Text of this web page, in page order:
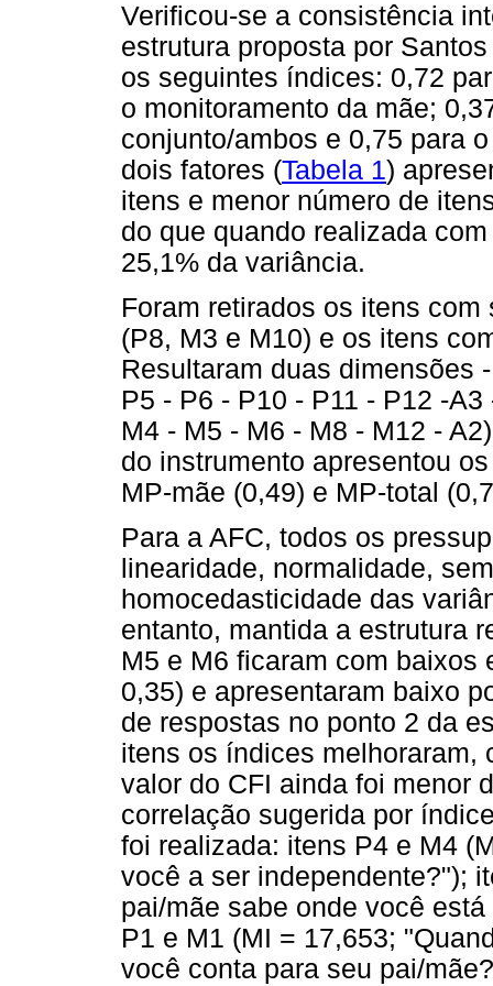
Verificou-se a consistência
estrutura proposta por
os seguintes índices: 0,72
o monitoramento da mãe;
conjunto/ambos e 0,75 para
dois fatores (Tabela 1)
itens e menor número de
do que quando realizada
25,1% da variância.
Foram retirados os itens
(P8, M3 e M10) e os itens
Resultaram duas dimensões
P5 - P6 - P10 - P11 - P12 -
M4 - M5 - M6 - M8 - M12 -
do instrumento apresentou
MP-mãe (0,49) e MP-total
Para a AFC, todos os
linearidade, normalidade,
homocedasticidade das
entanto, mantida a estrutura
M5 e M6 ficaram com baixos
0,35) e apresentaram baixo
de respostas no ponto 2 da
itens os índices
valor do CFI ainda foi menor
correlação sugerida por
foi realizada: itens P4 e M4
você a ser independente?");
pai/mãe sabe onde você
P1 e M1 (MI = 17,653;
você conta para seu pai/